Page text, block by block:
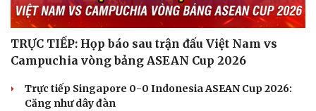
TRỰC TIẾP: Họp báo sau trận đấu Việt Nam vs
Campuchia vòng bảng ASEAN Cup 2026
Trực tiếp Singapore 0-0 Indonesia ASEAN Cup 2026:
Căng như dây đàn